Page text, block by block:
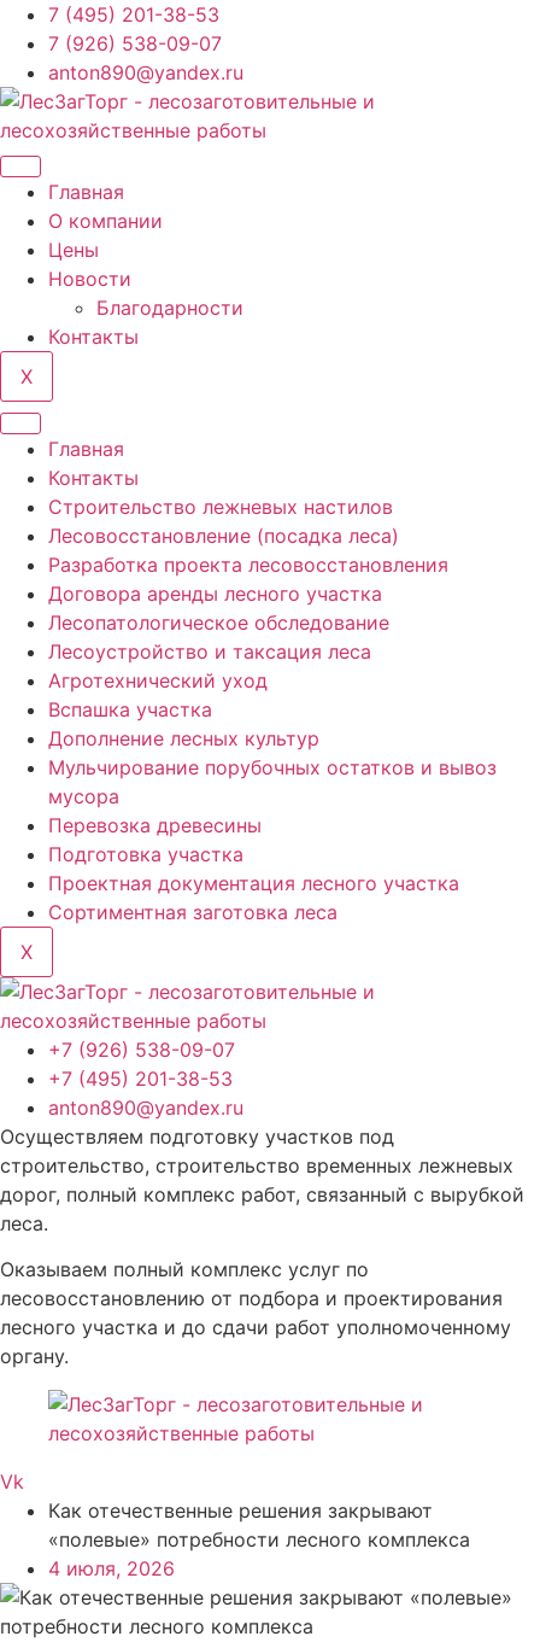
Перейти
содержимому
7 (495) 201-38-53
7 (926) 538-09-07
anton890@yandex.ru
Главная
О компании
Цены
Новости
Благодарности
Контакты
X
Главная
Контакты
Строительство лежневых настилов
Лесовосстановление (посадка леса)
Разработка проекта лесовосстановления
Договора аренды лесного участка
Лесопатологическое обследование
Лесоустройство и таксация леса
Агротехнический уход
Вспашка участка
Дополнение лесных культур
Мульчирование порубочных остатков и вывоз
мусора
Перевозка древесины
Подготовка участка
Проектная документация лесного участка
Сортиментная заготовка леса
X
+7 (926) 538-09-07
+7 (495) 201-38-53
anton890@yandex.ru
Осуществляем подготовку участков под
строительство, строительство временных лежневых
дорог, полный комплекс работ, связанный с вырубкой
леса.
Оказываем полный комплекс услуг по
лесовосстановлению от подбора и проектирования
лесного участка и до сдачи работ уполномоченному
органу.
Vk
Как отечественные решения закрывают
«полевые» потребности лесного комплекса
4 июля, 2026